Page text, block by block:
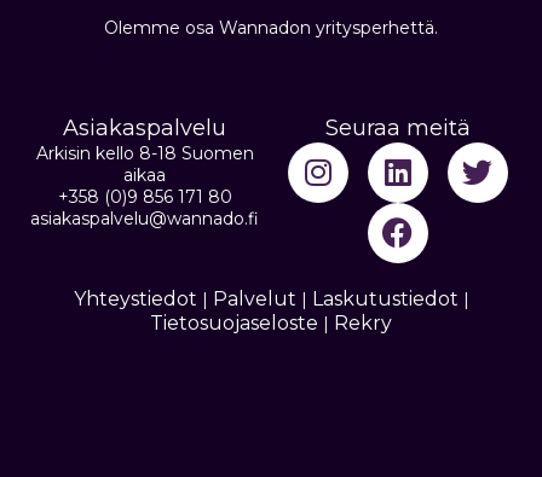
Olemme osa Wannadon yritysperhettä.
Asiakaspalvelu
Arkisin kello 8-18 Suomen
aikaa
+358 (0)9 856 171 80
asiakaspalvelu@wannado.fi
Seuraa meitä
Yhteystiedot | Palvelut | Laskutustiedot |
Tietosuojaseloste | Rekry